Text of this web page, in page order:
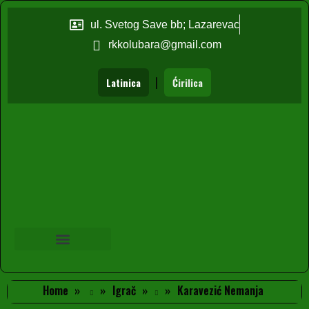
ul. Svetog Save bb; Lazarevac
rkkolubara@gmail.com
Latinica | Ćirilica
Home Igrač Karavezić Nemanja